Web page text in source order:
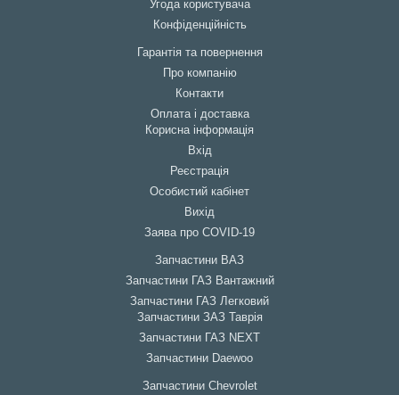
Угода користувача
Конфіденційність
Гарантія та повернення
Про компанію
Контакти
Оплата і доставка
Корисна інформація
Вхід
Реєстрація
Особистий кабінет
Вихід
Заява про COVID-19
Запчастини ВАЗ
Запчастини ГАЗ Вантажний
Запчастини ГАЗ Легковий
Запчастини ЗАЗ Таврія
Запчастини ГАЗ NEXT
Запчастини Daewoo
Запчастини Chevrolet